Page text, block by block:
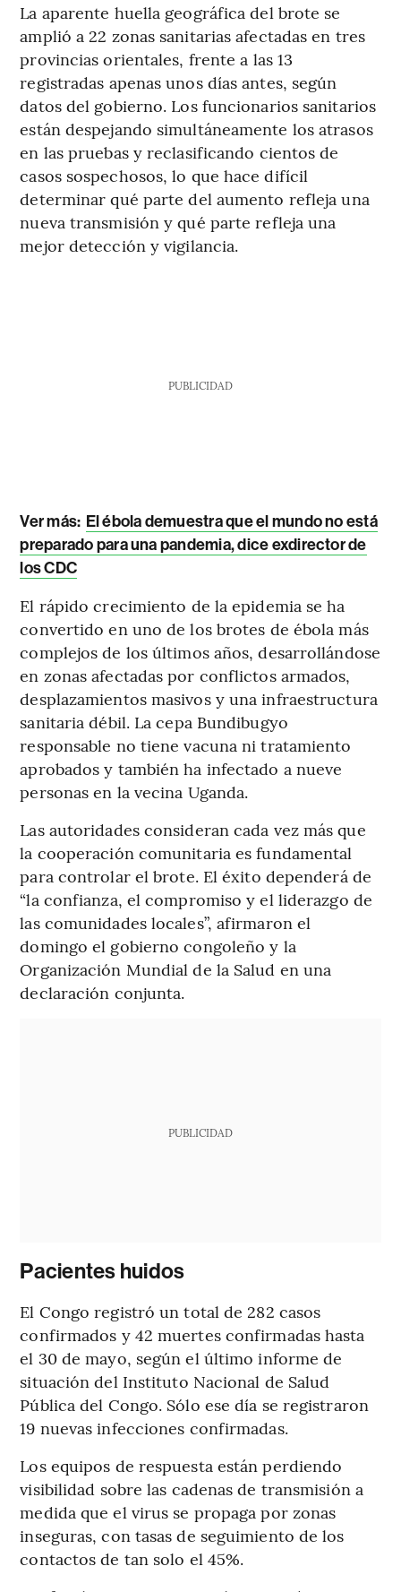
La aparente huella geográfica del brote se
amplió a 22 zonas sanitarias afectadas en tres
provincias orientales, frente a las 13
registradas apenas unos días antes, según
datos del gobierno. Los funcionarios sanitarios
están despejando simultáneamente los atrasos
en las pruebas y reclasificando cientos de
casos sospechosos, lo que hace difícil
determinar qué parte del aumento refleja una
nueva transmisión y qué parte refleja una
mejor detección y vigilancia.
PUBLICIDAD
Ver más: El ébola demuestra que el mundo no está
preparado para una pandemia, dice exdirector de
los CDC
El rápido crecimiento de la epidemia se ha
convertido en uno de los brotes de ébola más
complejos de los últimos años, desarrollándose
en zonas afectadas por conflictos armados,
desplazamientos masivos y una infraestructura
sanitaria débil. La cepa Bundibugyo
responsable no tiene vacuna ni tratamiento
aprobados y también ha infectado a nueve
personas en la vecina Uganda.
Las autoridades consideran cada vez más que
la cooperación comunitaria es fundamental
para controlar el brote. El éxito dependerá de
“la confianza, el compromiso y el liderazgo de
las comunidades locales”, afirmaron el
domingo el gobierno congoleño y la
Organización Mundial de la Salud en una
declaración conjunta.
PUBLICIDAD
Pacientes huidos
El Congo registró un total de 282 casos
confirmados y 42 muertes confirmadas hasta
el 30 de mayo, según el último informe de
situación del Instituto Nacional de Salud
Pública del Congo. Sólo ese día se registraron
19 nuevas infecciones confirmadas.
Los equipos de respuesta están perdiendo
visibilidad sobre las cadenas de transmisión a
medida que el virus se propaga por zonas
inseguras, con tasas de seguimiento de los
contactos de tan solo el 45%.